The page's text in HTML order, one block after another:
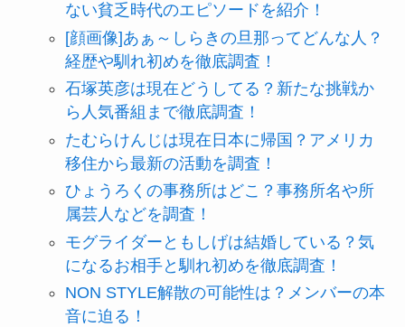
ない貧乏時代のエピソードを紹介！
[顔画像]あぁ～しらきの旦那ってどんな人？
経歴や馴れ初めを徹底調査！
石塚英彦は現在どうしてる？新たな挑戦か
ら人気番組まで徹底調査！
たむらけんじは現在日本に帰国？アメリカ
移住から最新の活動を調査！
ひょうろくの事務所はどこ？事務所名や所
属芸人などを調査！
モグライダーともしげは結婚している？気
になるお相手と馴れ初めを徹底調査！
NON STYLE解散の可能性は？メンバーの本
音に迫る！